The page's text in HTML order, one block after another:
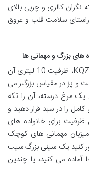
کالری و چربی بالای
سلامت قلب و عروق
یکی از چشمگیرترین مزایای مدل KQZX07، ظرفیت 10 لیتری آن
پز در مقیاس بزرگتر می
مرغ درسته، آن را تکه
را در سبد قرار دهید و
برای خانواده های
که میزبان مهمانی های کوچک
کنید یک سینی بزرگ سیب
می کنید، یا چندین